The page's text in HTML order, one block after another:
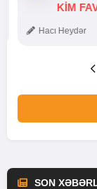
KIM
Hacı Heydər
SON